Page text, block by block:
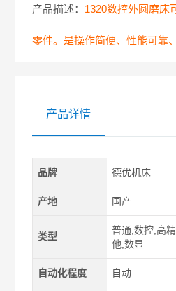
产品描述： 1320数控外圆磨床
零件。是操作简便、性能可靠
产品详情
品牌 德优机床
产地 国产
类型
普通,数控,高
他,数显
自动化程度 自动